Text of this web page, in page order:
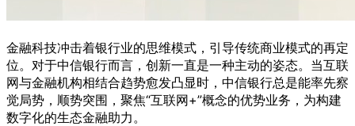
金融科技冲击着银行业的思维模式，引导传统商业模式的再定
位。对于中信银行而言，创新一直是一种主动的姿态。当互联
网与金融机构相结合趋势愈发凸显时，中信银行总是能率先察
觉局势，顺势突围，聚焦“互联网+”概念的优势业务，为构建
数字化的生态金融助力。